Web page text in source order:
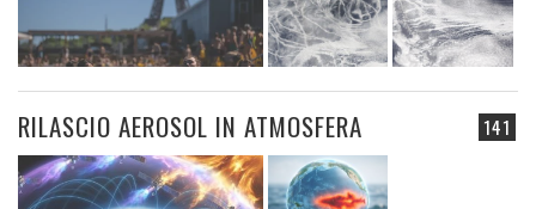
141
RILASCIO AEROSOL IN ATMOSFERA